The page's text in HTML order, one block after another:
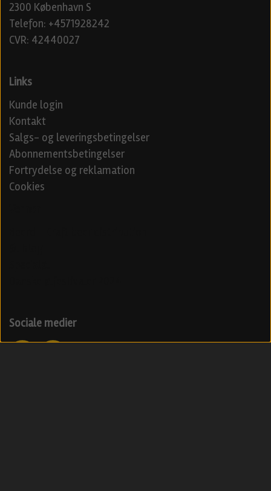
2300 København S
Telefon: +4571928242
CVR: 42440027
Links
Kunde login
Kontakt
Salgs- og leveringsbetingelser
Abonnementsbetingelser
Fortrydelse og reklamation
Cookies
Sociale medier